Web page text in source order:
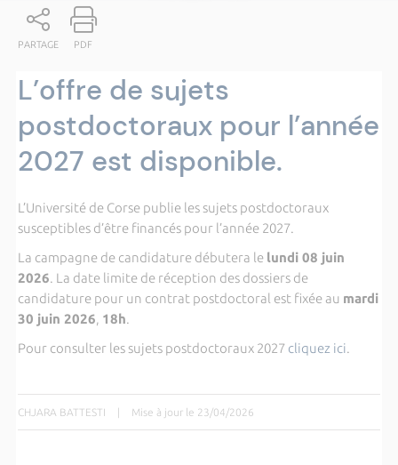
PARTAGE PDF
L’offre de sujets
postdoctoraux pour l’année
2027 est disponible.
L’Université de Corse publie les sujets postdoctoraux
susceptibles d’être financés pour l’année 2027.
La campagne de candidature débutera le lundi 08 juin
2026. La date limite de réception des dossiers de
candidature pour un contrat postdoctoral est fixée au mardi
30 juin 2026, 18h.
Pour consulter les sujets postdoctoraux 2027 cliquez ici.
CHJARA BATTESTI | Mise à jour le 23/04/2026